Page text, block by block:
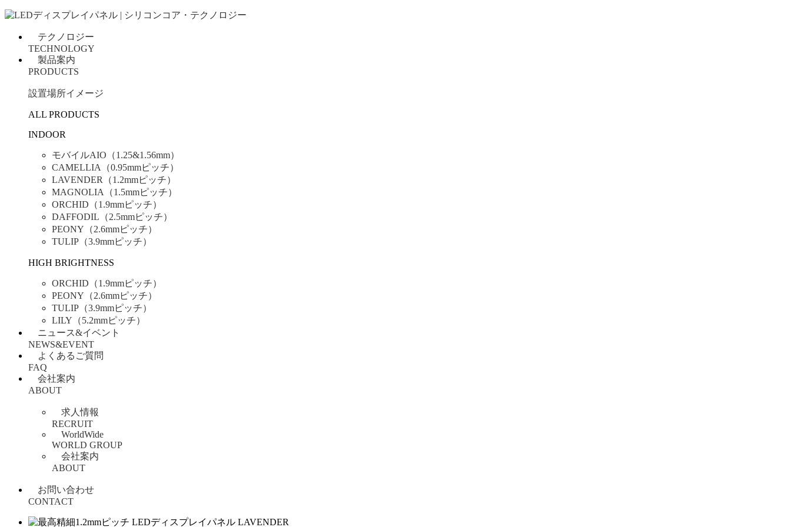
テクノロジー
TECHNOLOGY
製品案内
PRODUCTS
設置場所イメージ
ALL PRODUCTS
INDOOR
モバイルAIO（1.25&1.56mm）
CAMELLIA（0.95mmピッチ）
LAVENDER（1.2mmピッチ）
MAGNOLIA（1.5mmピッチ）
ORCHID（1.9mmピッチ）
DAFFODIL（2.5mmピッチ）
PEONY（2.6mmピッチ）
TULIP（3.9mmピッチ）
HIGH BRIGHTNESS
ORCHID（1.9mmピッチ）
PEONY（2.6mmピッチ）
TULIP（3.9mmピッチ）
LILY（5.2mmピッチ）
ニュース&イベント
NEWS&EVENT
よくあるご質問
FAQ
会社案内
ABOUT
求人情報
RECRUIT
WorldWide
WORLD GROUP
会社案内
ABOUT
お問い合わせ
CONTACT